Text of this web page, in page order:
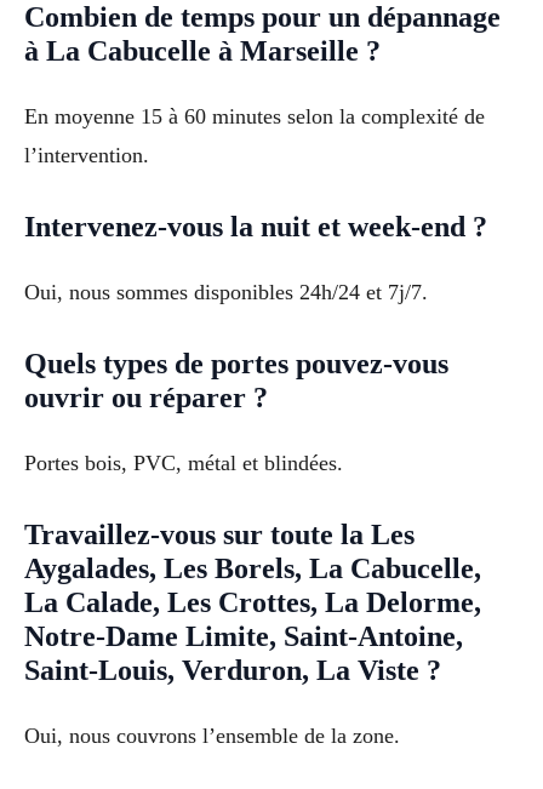
Combien de temps pour un dépannage
à La Cabucelle à Marseille ?
En moyenne 15 à 60 minutes selon la complexité de
l’intervention.
Intervenez-vous la nuit et week-end ?
Oui, nous sommes disponibles 24h/24 et 7j/7.
Quels types de portes pouvez-vous
ouvrir ou réparer ?
Portes bois, PVC, métal et blindées.
Travaillez-vous sur toute la Les
Aygalades, Les Borels, La Cabucelle,
La Calade, Les Crottes, La Delorme,
Notre-Dame Limite, Saint-Antoine,
Saint-Louis, Verduron, La Viste ?
Oui, nous couvrons l’ensemble de la zone.